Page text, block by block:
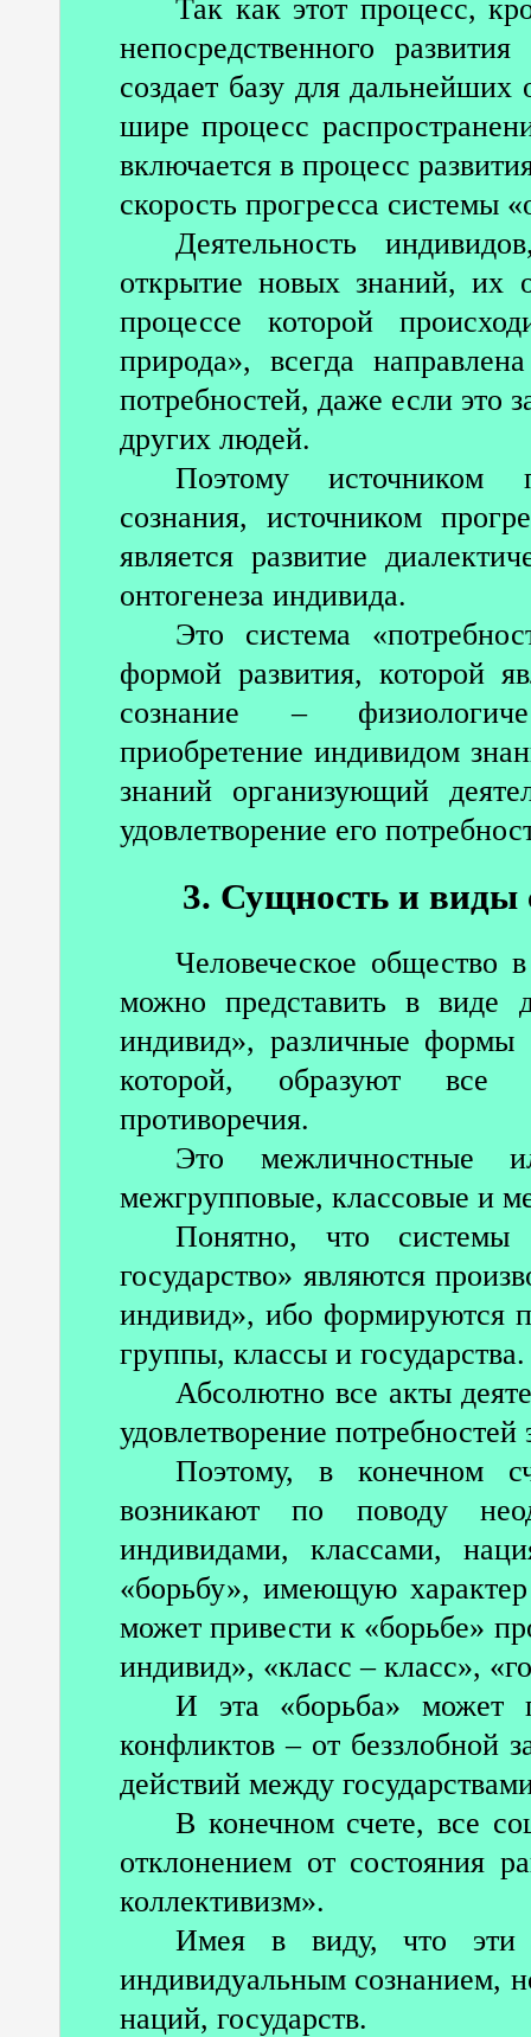
Так как этот процесс,
непосредственного
создает базу для
шире процесс
включается в процесс
скорость прогресса системы
Деятельность
открытие новых знаний, их
процессе которой
природа», всегда
потребностей, даже если это
других людей.
Поэтому источником
сознания, источником
является развитие
онтогенеза индивида.
Это система
формой развития, которой
сознание –
приобретение индивидом
знаний организующий
удовлетворение его
3. Сущность и виды
Человеческое общество
можно представить в виде
индивид», различные формы
которой, образуют все
противоречия.
Это межличностные
межгрупповые, классовые и
Понятно, что системы
государство» являются
индивид», ибо формируются
группы, классы и государства.
Абсолютно все акты
удовлетворение потребностей
Поэтому, в конечном
возникают по поводу
индивидами, классами,
«борьбу», имеющую
может привести к «борьбе»
индивид», «класс – класс»,
И эта «борьба» может
конфликтов – от беззлобной
действий между
В конечном счете, все
отклонением от состояния
коллективизм».
Имея в виду, что эти
индивидуальным сознанием,
наций, государств.